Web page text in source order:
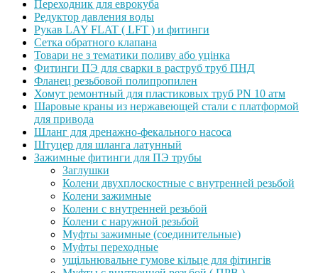
Переходник для еврокуба
Редуктор давления воды
Рукав LAY FLAT ( LFT ) и фитинги
Сетка обратного клапана
Товари не з тематики поливу або уцінка
Фитинги ПЭ для сварки в раструб труб ПНД
Фланец резьбовой полипропилен
Хомут ремонтный для пластиковых труб PN 10 атм
Шаровые краны из нержавеющей стали с платформой
для привода
Шланг для дренажно-фекального насоса
Штуцер для шланга латунный
Зажимные фитинги для ПЭ трубы
Заглушки
Колени двухплоскостные с внутренней резьбой
Колени зажимные
Колени с внутренней резьбой
Колени с наружной резьбой
Муфты зажимные (соединительные)
Муфты переходные
ущільнювальне гумове кільце для фітингів